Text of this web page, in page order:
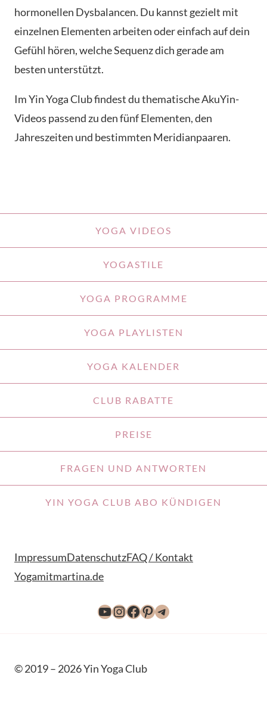
hormonellen Dysbalancen. Du kannst gezielt mit
einzelnen Elementen arbeiten oder einfach auf dein
Gefühl hören, welche Sequenz dich gerade am
besten unterstützt.
Im Yin Yoga Club findest du thematische AkuYin-
Videos passend zu den fünf Elementen, den
Jahreszeiten und bestimmten Meridianpaaren.
YOGA VIDEOS
YOGASTILE
YOGA PROGRAMME
YOGA PLAYLISTEN
YOGA KALENDER
CLUB RABATTE
PREISE
FRAGEN UND ANTWORTEN
YIN YOGA CLUB ABO KÜNDIGEN
ImpressumDatenschutzFAQ / Kontakt
Yogamitmartina.de
YouTube
Instagram
Facebook
Pinterest
Telegram
© 2019 – 2026 Yin Yoga Club